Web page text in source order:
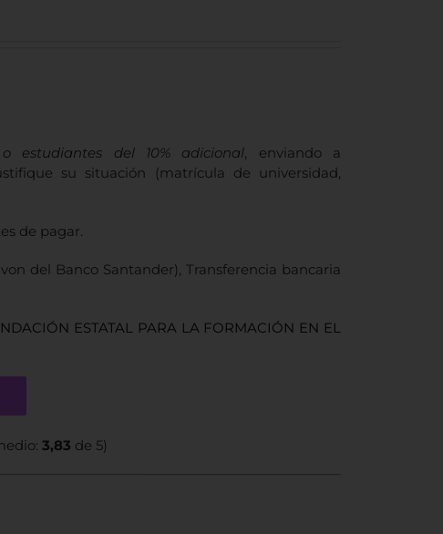
estudiantes del 10% adicional, enviando a
su situación (matrícula de universidad,
de pagar.
del Banco Santander), Transferencia bancaria
ESTATAL PARA LA FORMACIÓN EN EL
3,83 de 5)